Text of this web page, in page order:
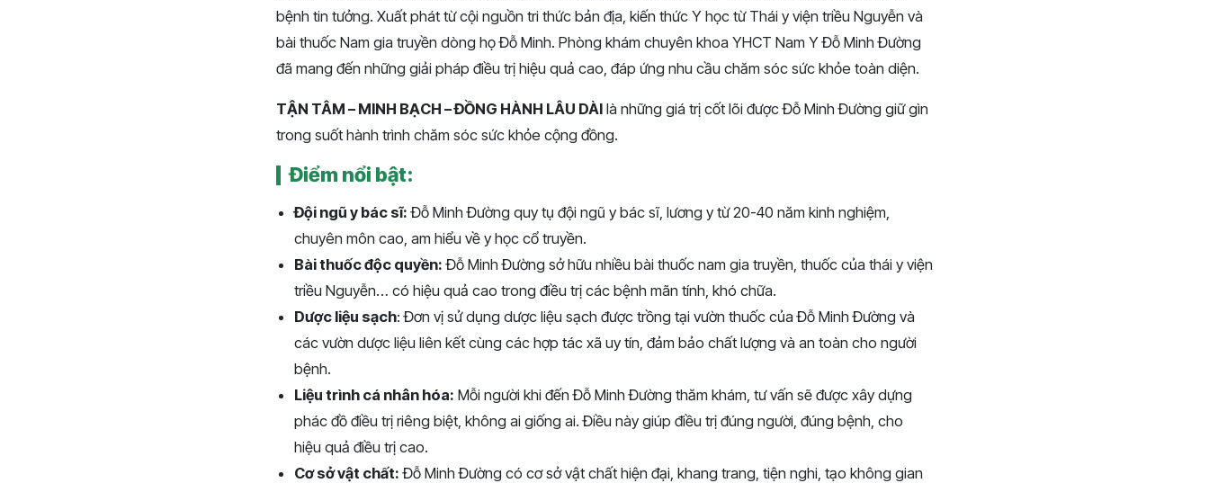
bệnh tin tưởng. Xuất phát từ cội nguồn tri thức bản địa, kiến thức Y học từ Thái y viện triều Nguyễn và
bài thuốc Nam gia truyền dòng họ Đỗ Minh. Phòng khám chuyên khoa YHCT Nam Y Đỗ Minh Đường
đã mang đến những giải pháp điều trị hiệu quả cao, đáp ứng nhu cầu chăm sóc sức khỏe toàn diện.
TẬN TÂM – MINH BẠCH – ĐỒNG HÀNH LÂU DÀI là những giá trị cốt lõi được Đỗ Minh Đường giữ gìn
trong suốt hành trình chăm sóc sức khỏe cộng đồng.
Điểm nổi bật:
Đội ngũ y bác sĩ: Đỗ Minh Đường quy tụ đội ngũ y bác sĩ, lương y từ 20-40 năm kinh nghiệm,
chuyên môn cao, am hiểu về y học cổ truyền.
Bài thuốc độc quyền: Đỗ Minh Đường sở hữu nhiều bài thuốc nam gia truyền, thuốc của thái y viện
triều Nguyễn… có hiệu quả cao trong điều trị các bệnh mãn tính, khó chữa.
Dược liệu sạch: Đơn vị sử dụng dược liệu sạch được trồng tại vườn thuốc của Đỗ Minh Đường và
các vườn dược liệu liên kết cùng các hợp tác xã uy tín, đảm bảo chất lượng và an toàn cho người
bệnh.
Liệu trình cá nhân hóa: Mỗi người khi đến Đỗ Minh Đường thăm khám, tư vấn sẽ được xây dựng
phác đồ điều trị riêng biệt, không ai giống ai. Điều này giúp điều trị đúng người, đúng bệnh, cho
hiệu quả điều trị cao.
Cơ sở vật chất: Đỗ Minh Đường có cơ sở vật chất hiện đại, khang trang, tiện nghi, tạo không gian